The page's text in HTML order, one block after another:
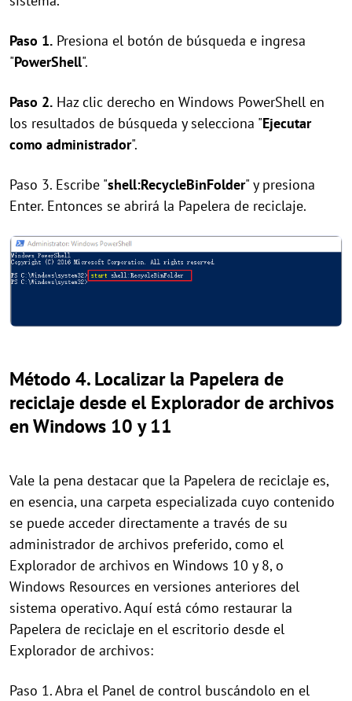
Paso 1. Presiona el botón de búsqueda e ingresa
"PowerShell".
Paso 2. Haz clic derecho en Windows PowerShell en
los resultados de búsqueda y selecciona "Ejecutar
como administrador".
Paso 3. Escribe "shell:RecycleBinFolder" y presiona
Enter. Entonces se abrirá la Papelera de reciclaje.
Método 4. Localizar la Papelera de
reciclaje desde el Explorador de archivos
en Windows 10 y 11
Vale la pena destacar que la Papelera de reciclaje es,
en esencia, una carpeta especializada cuyo contenido
se puede acceder directamente a través de su
administrador de archivos preferido, como el
Explorador de archivos en Windows 10 y 8, o
Windows Resources en versiones anteriores del
sistema operativo. Aquí está cómo restaurar la
Papelera de reciclaje en el escritorio desde el
Explorador de archivos:
Paso 1. Abra el Panel de control buscándolo en el